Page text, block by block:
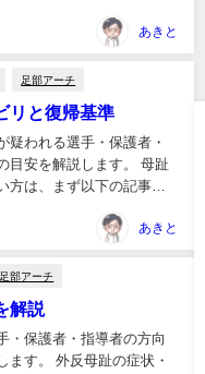
あきと
足部アーチ
リと復帰基準
疑われる選手・保護者・
目安を解説します。 母趾
は、まず以下の記事を
あきと
足部アーチ
解説
・保護者・指導者の方向
す。 外反母趾の症状・